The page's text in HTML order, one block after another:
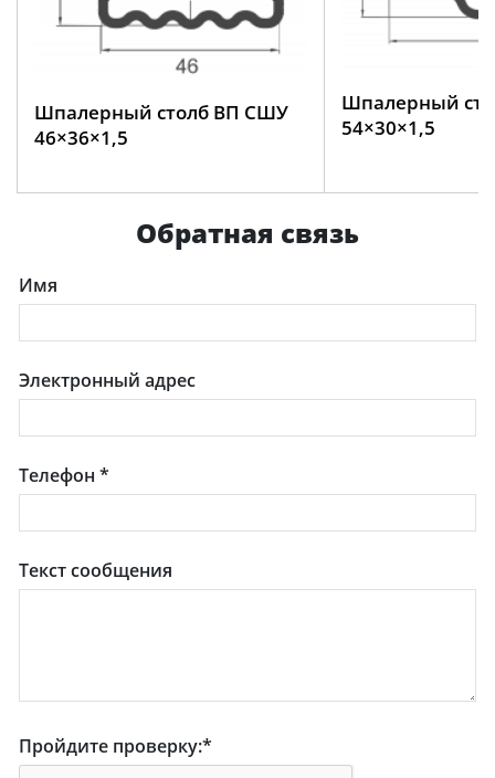
Шпалерный столб ВП СШУ
46×36×1,5
Шпалерный
54×30×1,5
Обратная связь
Имя
Электронный адрес
Телефон*
Текст сообщения
Пройдите проверку:*